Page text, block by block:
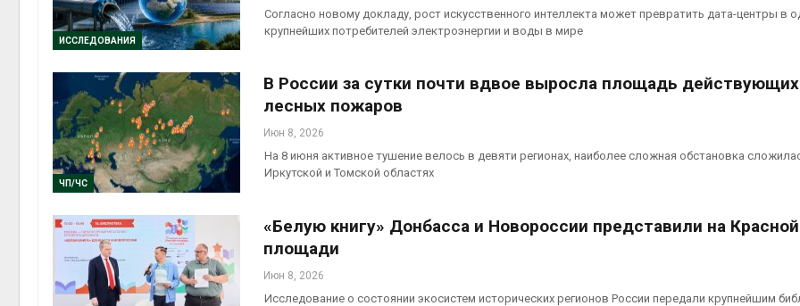
ИССЛЕДОВАНИЯ
Согласно новому докладу, рост искусственного интеллекта может превратить дата-центры в
крупнейших потребителей электроэнергии и воды в мире
ЧП/ЧС
В России за сутки почти вдвое выросла площадь действующих
лесных пожаров
Июн 8, 2026
На 8 июня активное тушение велось в девяти регионах, наиболее сложная обстановка
Иркутской и Томской областях
«Белую книгу» Донбасса и Новороссии представили на Красной
площади
Июн 8, 2026
Исследование о состоянии экосистем исторических регионов России передали крупнейшим